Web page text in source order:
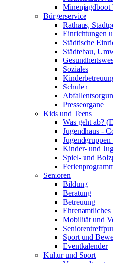
Minenjagdboot
Bürgerservice
Rathaus,
Einrichtungen
Städtische
Städtebau,
Soziales
Schulen
Presseorgane
Kids und Teens
Was geht ab?
Jugendhaus -
Kinder- und
Spiel- und
Senioren
Bildung
Beratung
Betreuung
Ehrenamtliches
Mobilität und
Sport und
Eventkalender
Kultur und Sport